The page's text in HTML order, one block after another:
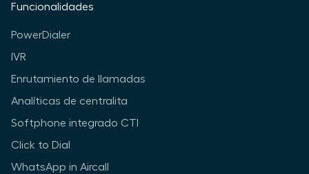
Funcionalidades
PowerDialer
IVR
Enrutamiento de llamadas
Analíticas de centralita
Softphone integrado CTI
Click to Dial
WhatsApp in Aircall